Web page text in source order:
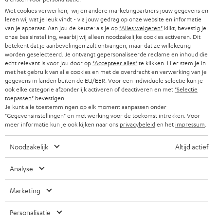
Met cookies verwerken, wij en andere marketingpartners jouw gegevens en
leren wij wat je leuk vindt - via jouw gedrag op onze website en informatie
van je apparaat. Aan jou de keuze: als je op "Alles weigeren" klikt, bevestig je
onze basisinstelling, waarbij wij alleen noodzakelijke cookies activeren. Dit
betekent dat je aanbevelingen zult ontvangen, maar dat ze willekeurig
worden geselecteerd. Je ontvangt gepersonaliseerde reclame en inhoud die
echt relevant is voor jou door op "Accepteer alles"te klikken. Hier stem je in
met het gebruik van alle cookies en met de overdracht en verwerking van je
gegevens in landen buiten de EU/EER. Voor een individuele selectie kun je
ook elke categorie afzonderlijk activeren of deactiveren en met "Selectie
toepassen" bevestigen.
Je kunt alle toestemmingen op elk moment aanpassen onder
"Gegevensinstellingen" en met werking voor de toekomst intrekken. Voor
meer informatie kun je ook kijken naar ons privacybeleiden het impressum
Noodzakelijk Altijd actief
Analyse
Marketing
Personalisatie